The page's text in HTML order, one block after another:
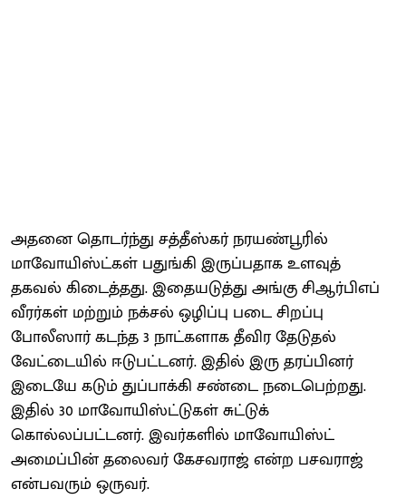
அதனை தொடர்ந்து சத்தீஸ்கர் நரயண்பூரில்
மாவோயிஸ்ட்கள் பதுங்கி இருப்பதாக உளவுத்
தகவல் கிடைத்தது. இதையடுத்து அங்கு சிஆர்பிஎப்
வீரர்கள் மற்றும் நக்சல் ஒழிப்பு படை சிறப்பு
போலீஸார் கடந்த 3 நாட்களாக தீவிர தேடுதல்
வேட்டையில் ஈடுபட்டனர். இதில் இரு தரப்பினர்
இடையே கடும் துப்பாக்கி சண்டை நடைபெற்றது.
இதில் 30 மாவோயிஸ்ட்டுகள் சுட்டுக்
கொல்லப்பட்டனர். இவர்களில் மாவோயிஸ்ட்
அமைப்பின் தலைவர் கேசவராஜ் என்ற பசவராஜ்
என்பவரும் ஒருவர்.